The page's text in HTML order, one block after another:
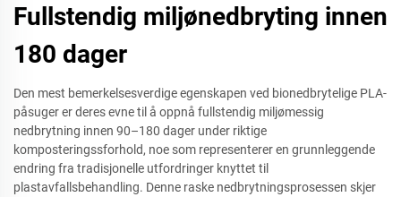
Fullstendig miljønedbryting innen
180 dager
Den mest bemerkelsesverdige egenskapen ved bionedbrytelige PLA-
påsuger er deres evne til å oppnå fullstendig miljømessig
nedbrytning innen 90–180 dager under riktige
komposteringssforhold, noe som representerer en grunnleggende
endring fra tradisjonelle utfordringer knyttet til
plastavfallsbehandling. Denne raske nedbrytningsprosessen skjer